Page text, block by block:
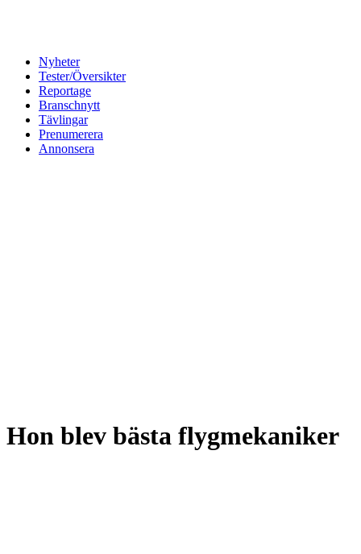
Nyheter
Tester/Översikter
Reportage
Branschnytt
Tävlingar
Prenumerera
Annonsera
Hon blev bästa flygmekaniker